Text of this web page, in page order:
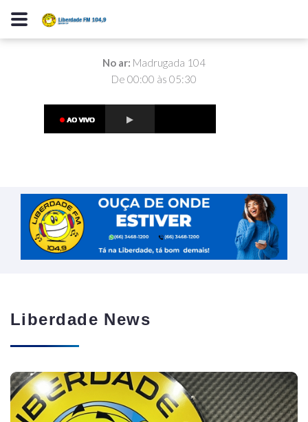
No ar: Madrugada 104
De 00:00 às 05:30
Liberdade News